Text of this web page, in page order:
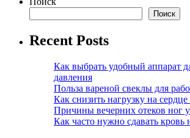
Поиск
Recent Posts
Как выбрать удобный аппарат
давления
Польза вареной свеклы для
Как снизить нагрузку на
Причины вечерних отеков ног
Как часто нужно сдавать кровь